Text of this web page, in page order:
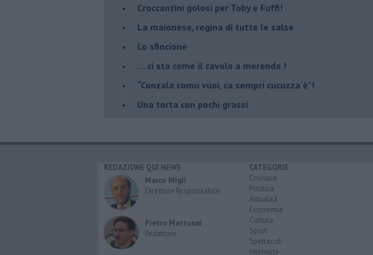
Croccantini golosi per Toby e Fuffi!
La maionese, regina di tutte le salse
Lo sfincione
​… ci sta come il cavolo a merenda !
“Conzala comu vuoi, ca sempri cucuzza è”!
​Una torta con pochi grassi
REDAZIONE QUI NEWS
Marco Migli
Direttore Responsabile
Pietro Mattonai
Redattore
CATEGORIE
Cronaca
Politica
Attualità
Economia
Cultura
Sport
Spettacoli
Interviste